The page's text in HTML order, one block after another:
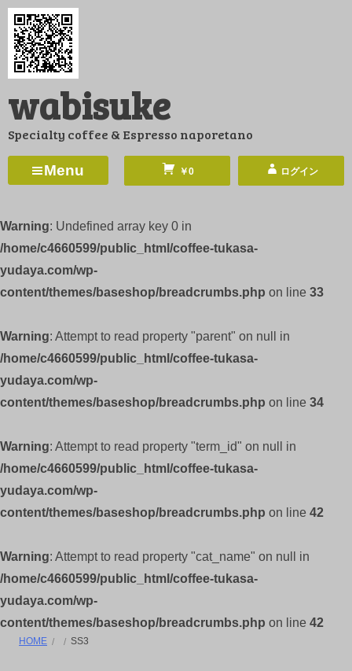
コ
ン
ツ
ス
ッ
wabisuke
Specialty coffee & Espresso naporetano
Menu ￥0 ログイン
Warning: Undefined array key 0 in
/home/c4660599/public_html/coffee-tukasa-
yudaya.com/wp-
content/themes/baseshop/breadcrumbs.php on line 33
Warning: Attempt to read property "parent" on null in
/home/c4660599/public_html/coffee-tukasa-
yudaya.com/wp-
content/themes/baseshop/breadcrumbs.php on line 34
Warning: Attempt to read property "term_id" on null in
/home/c4660599/public_html/coffee-tukasa-
yudaya.com/wp-
content/themes/baseshop/breadcrumbs.php on line 42
Warning: Attempt to read property "cat_name" on null in
/home/c4660599/public_html/coffee-tukasa-
yudaya.com/wp-
content/themes/baseshop/breadcrumbs.php on line 42
HOME SS3